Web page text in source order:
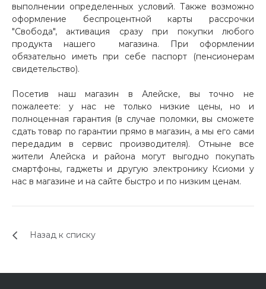
выполнении определенных условий. Также возможно
оформление беспроцентной карты рассрочки
"Свобода", активация сразу при покупки любого
продукта нашего магазина. При оформлении
обязательно иметь при себе паспорт (пенсионерам
свидетельство).
Посетив наш магазин в Алейске, вы точно не
пожалеете: у нас не только низкие цены, но и
полноценная гарантия (в случае поломки, вы сможете
сдать товар по гарантии прямо в магазин, а мы его сами
передадим в сервис производителя). Отныне все
жители Алейска и района могут выгодно покупать
смартфоны, гаджеты и другую электронику Ксиоми у
нас в магазине и на сайте быстро и по низким ценам.
Назад к списку